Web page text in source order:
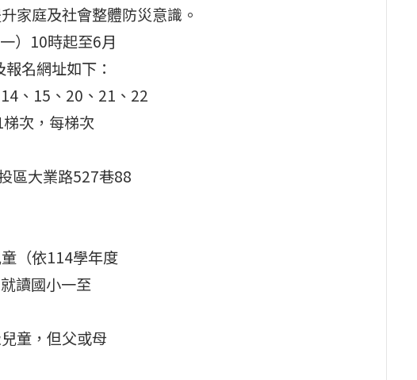
家庭及社會整體防災意識。
）10時起至6月
名網址如下：
、15、20、21、22
次，每梯次
區大業路527巷88
（依114學年度
讀國小一至
童，但父或母